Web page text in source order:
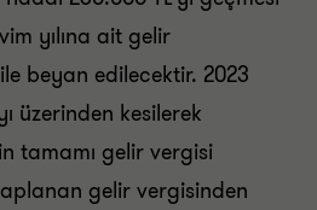
yılına ait gelir
beyan edilecektir. 2023
üzerinden kesilerek
tamamı gelir vergisi
gelir vergisinden